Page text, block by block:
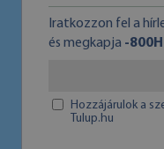
Iratkozzon fel a
és megkapja -
Hozzájárulok a
Tulup.hu